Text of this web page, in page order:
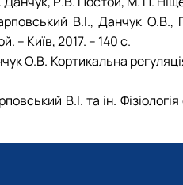
B.I., Данчук О.В.,
– Київ, 2017. – 140 с.
О.В. Кортикальна
B.I. та iн. Фізіологія